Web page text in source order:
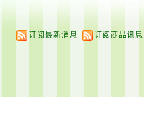
订阅最新消息 订阅商品讯息